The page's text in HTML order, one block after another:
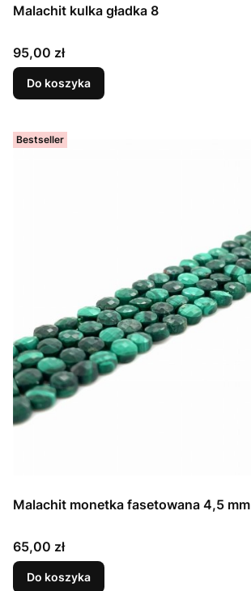
Malachit kulka gładka 8
Cena
95,00 zł
Do koszyka
Bestseller
Malachit monetka fasetowana 4,5 mm
Cena
65,00 zł
Do koszyka